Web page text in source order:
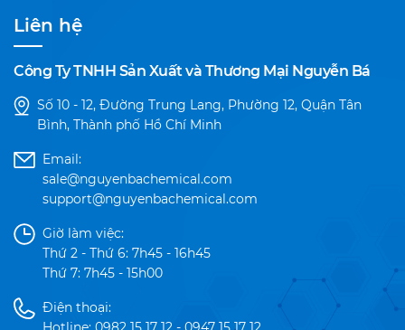
Liên hệ
Công Ty TNHH Sản Xuất và Thương Mại Nguyễn Bá
Số 10 - 12, Đường Trung Lang, Phường 12, Quận Tân
Bình, Thành phố Hồ Chí Minh
Email:
sale@nguyenbachemical.com
support@nguyenbachemical.com
Giờ làm việc:
Thứ 2 - Thứ 6: 7h45 - 16h45
Thứ 7: 7h45 - 15h00
Điện thoại: